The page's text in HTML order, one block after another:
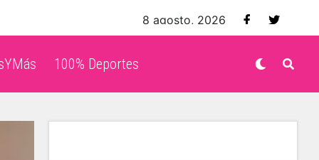
8 agosto, 2026
100% Deportes